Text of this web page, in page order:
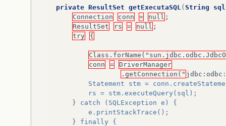
private ResultSet getExecutaSQL( String sql
Connection
conn = null ;
ResultSet
rs = null ;
try
{
conn
=
DriverManager
.getConnection(" jdbc : odbc :
Statement stm =
		rs = stm.executeQuery(sql);
	} catch (SQLException e) {
		e.printStackTrace();
	} finally {